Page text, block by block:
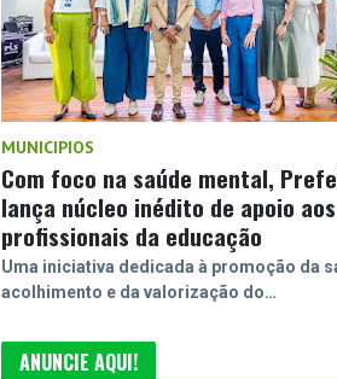
MUNICIPIOS
Com foco na saúde mental,
lança núcleo inédito de apoio aos
profissionais da educação
Uma iniciativa dedicada à promoção da
acolhimento e da valorização do…
ANUNCIE AQUI!